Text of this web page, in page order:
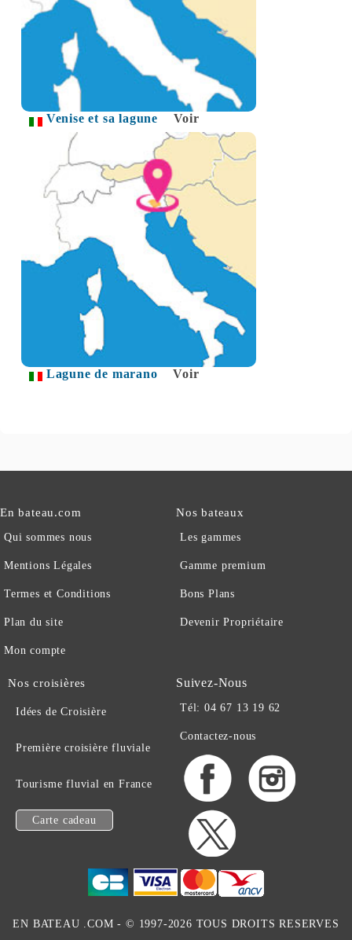
Venise et sa lagune Voir
Lagune de marano Voir
En bateau.com
Qui sommes nous
Mentions Légales
Termes et Conditions
Plan du site
Mon compte
Nos bateaux
Les gammes
Gamme premium
Bons Plans
Devenir Propriétaire
Nos croisières
Idées de Croisière
Première croisière fluviale
Tourisme fluvial en France
Carte cadeau
Suivez-Nous
Tél: 04 67 13 19 62
Contactez-nous
EN BATEAU .COM - © 1997-2026 TOUS DROITS RESERVES